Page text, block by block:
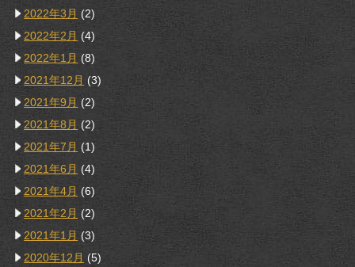
2022年3月 (2)
2022年2月 (4)
2022年1月 (8)
2021年12月 (3)
2021年9月 (2)
2021年8月 (2)
2021年7月 (1)
2021年6月 (4)
2021年4月 (6)
2021年2月 (2)
2021年1月 (3)
2020年12月 (5)